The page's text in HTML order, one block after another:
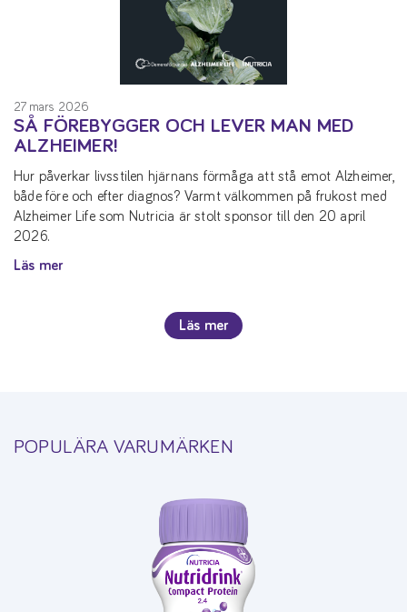
27 mars 2026
SÅ FÖREBYGGER OCH LEVER MAN MED
ALZHEIMER!
Hur påverkar livsstilen hjärnans förmåga att stå emot Alzheimer,
både före och efter diagnos? Varmt välkommen på frukost med
Alzheimer Life som Nutricia är stolt sponsor till den 20 april
2026.
Läs mer
Läs mer
POPULÄRA VARUMÄRKEN